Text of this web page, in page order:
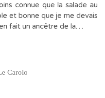
connue que la salade au
et bonne que je me devais
fait un ancêtre de la…